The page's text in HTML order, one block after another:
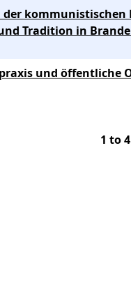
der
Tradition in
und öffentliche
1 to4